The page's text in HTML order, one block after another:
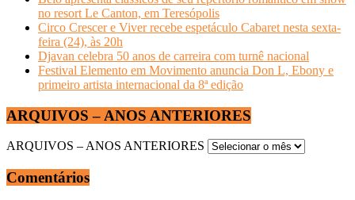
no resort Le Canton, em Teresópolis
Circo Crescer e Viver recebe espetáculo Cabaret nesta sexta-
feira (24), às 20h
Djavan celebra 50 anos de carreira com turnê nacional
Festival Elemento em Movimento anuncia Don L, Ebony e
primeiro artista internacional da 8ª edição
ARQUIVOS – ANOS ANTERIORES
ARQUIVOS – ANOS ANTERIORES
Comentários